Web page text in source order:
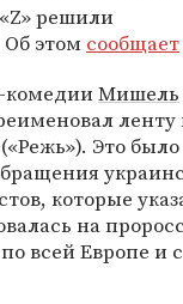
решили
этом сообщает
комедииМишель
ленту
Это было
которые
на
всей Европе и